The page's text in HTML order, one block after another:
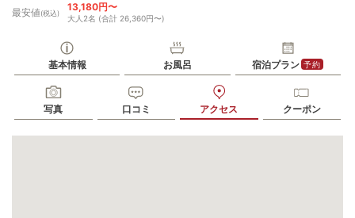
最安値(税込)
13,180円〜
大人2名 (合計 26,360円〜)
基本情報 お風呂 宿泊プラン 予約
写真 口コミ アクセス クーポン